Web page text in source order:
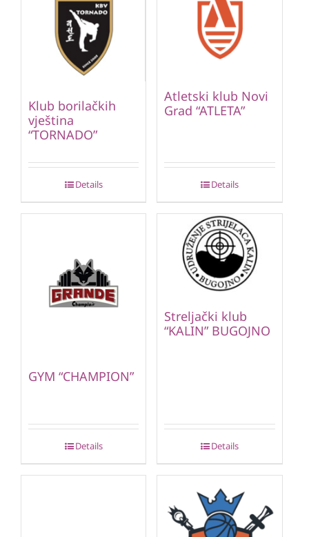
Klub borilačkih
vještina
“TORNADO”
Details
Atletski klub Novi
Grad “ATLETA”
Details
GYM “CHAMPION”
Details
Streljački klub
“KALIN” BUGOJNO
Details